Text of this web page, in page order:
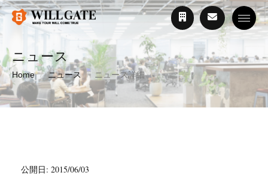
ニュース
Home ニュース ニュース詳細
公開日: 2015/06/03